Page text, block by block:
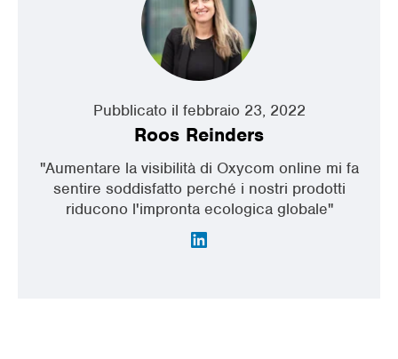
Pubblicato il febbraio 23, 2022
Roos Reinders
"Aumentare la visibilità di Oxycom online mi fa
sentire soddisfatto perché i nostri prodotti
riducono l'impronta ecologica globale"